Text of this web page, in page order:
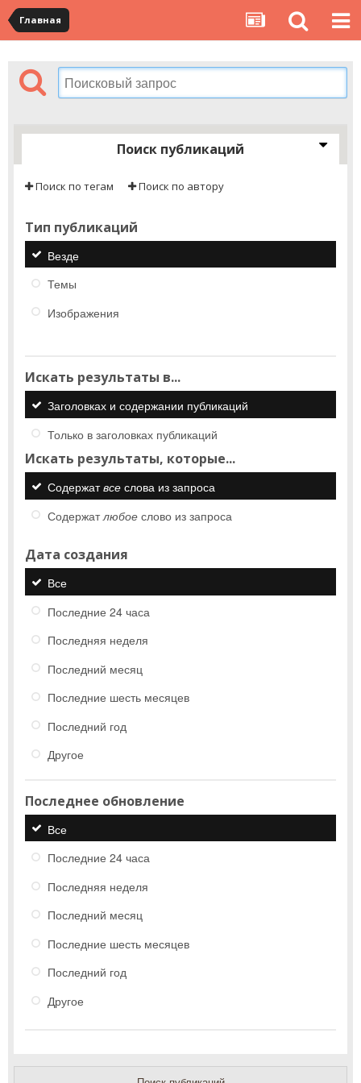
Главная
Поиск публикаций
Поиск по тегам Поиск по автору
Тип публикаций
Везде
Темы
Изображения
Искать результаты в...
Заголовках и содержании публикаций
Только в заголовках публикаций
Искать результаты, которые...
Содержатвсе слова из запроса
Содержатлюбое слово из запроса
Дата создания
Все
Последние 24 часа
Последняя неделя
Последний месяц
Последние шесть месяцев
Последний год
Другое
Последнее обновление
Все
Последние 24 часа
Последняя неделя
Последний месяц
Последние шесть месяцев
Последний год
Другое